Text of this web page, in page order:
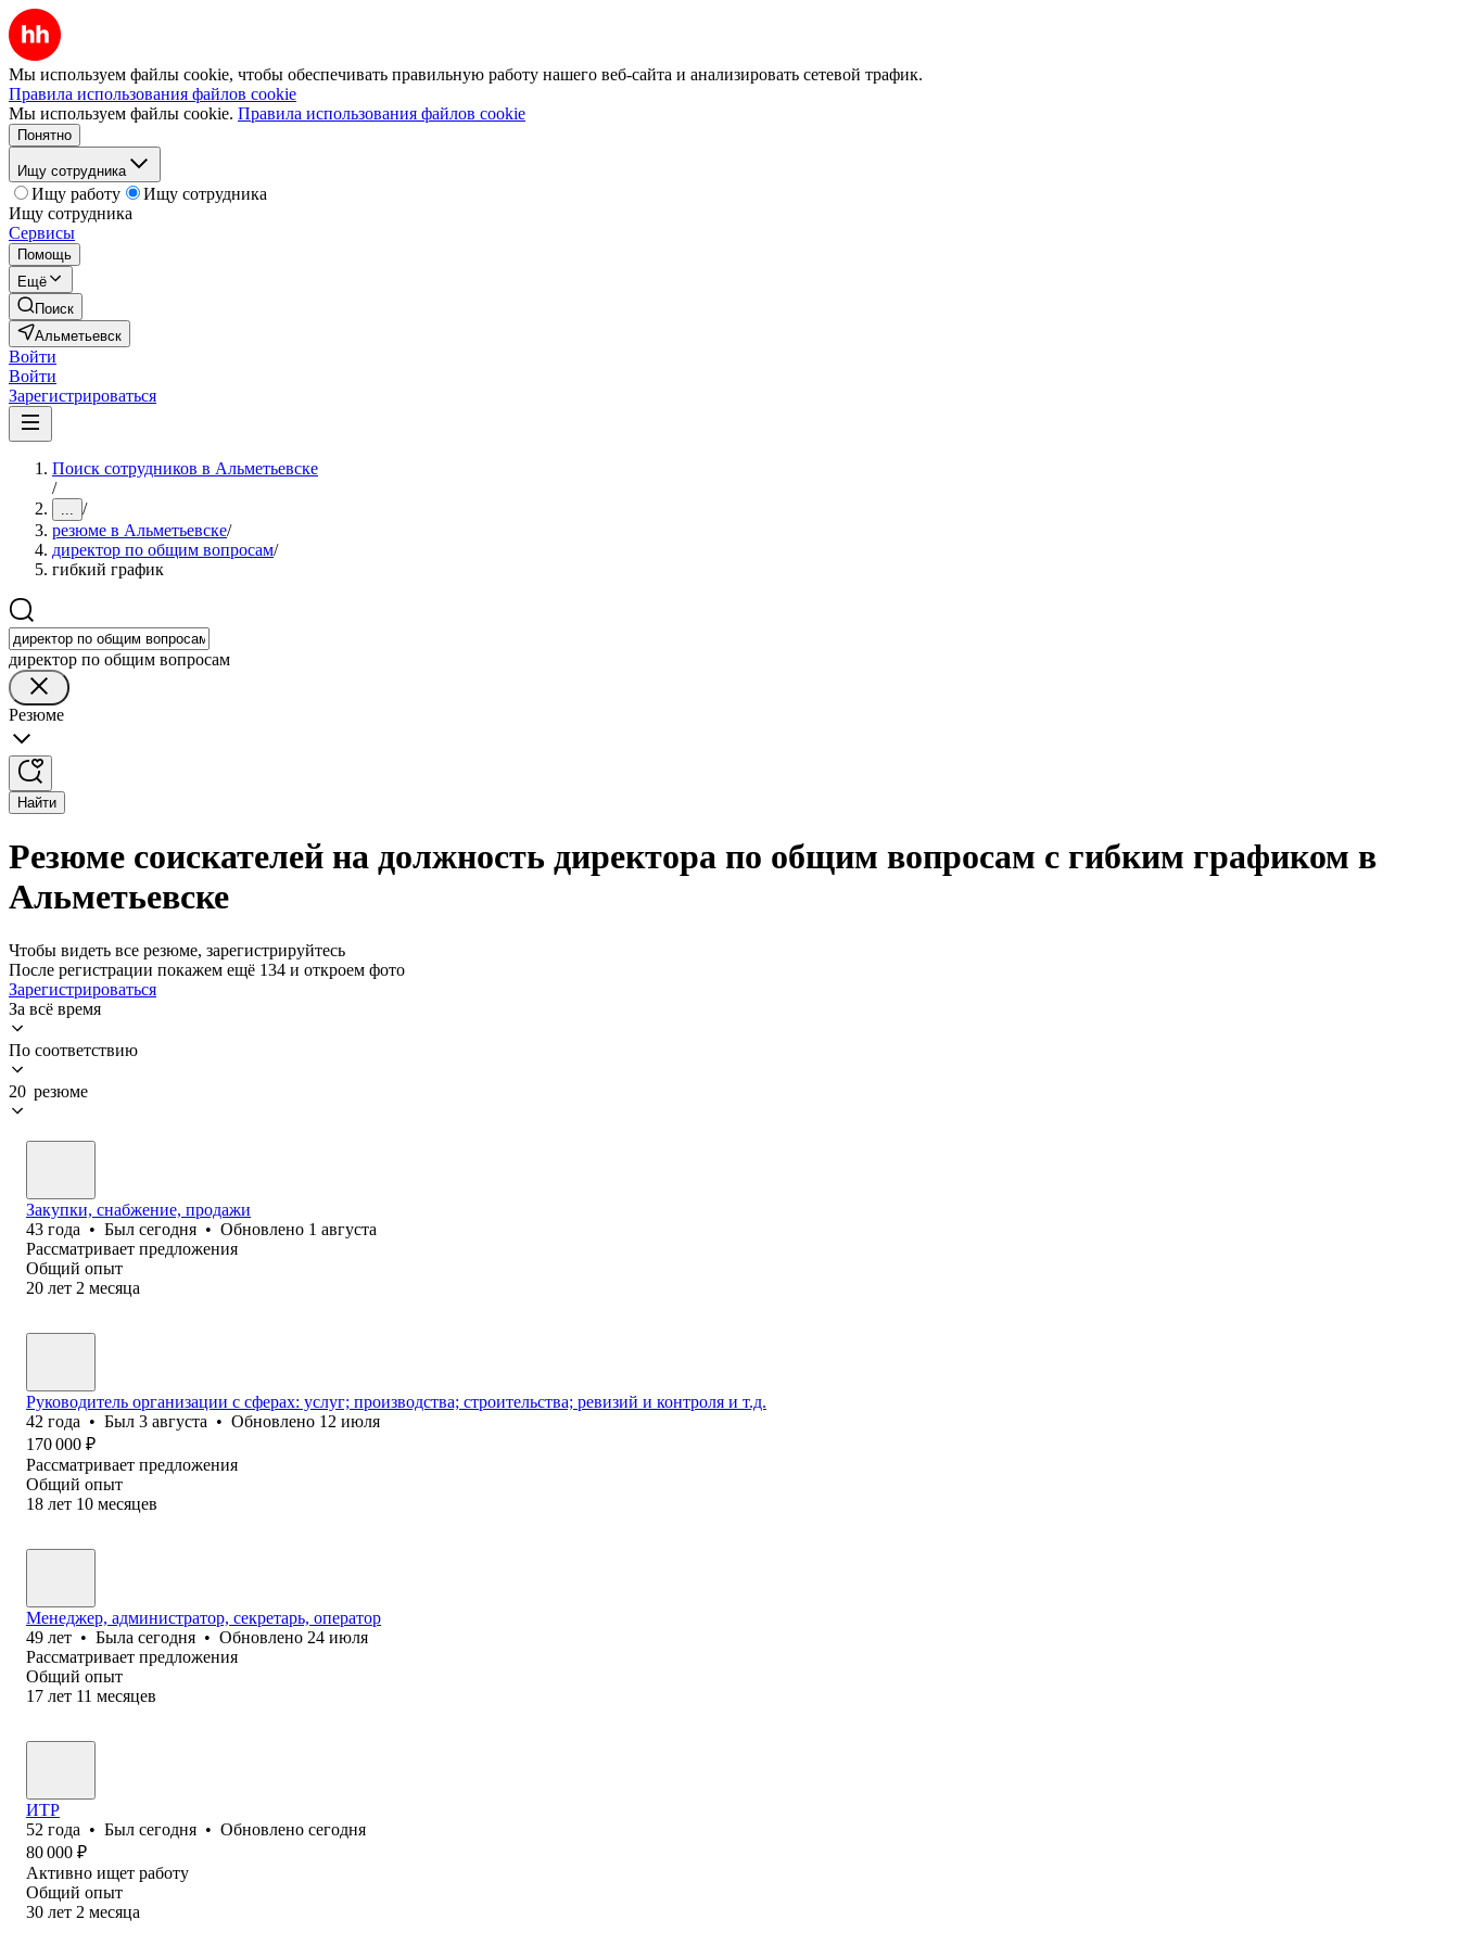
Мы используем файлы cookie, чтобы обеспечивать правильную работу нашего веб-сайта и анализировать сетевой трафик.
Правила использования файлов cookie
Мы используем файлы cookie. Правила использования файлов cookie
Понятно
Ищу сотрудника
Ищу работу
Ищу сотрудника
Ищу сотрудника
Сервисы
Помощь
Ещё
Поиск
Альметьевск
Войти
Войти
Зарегистрироваться
Поиск сотрудников в Альметьевске
/
... /
резюме в Альметьевске/
директор по общим вопросам/
гибкий график
директор по общим вопросам
Резюме
Найти
Резюме соискателей на должность директора по общим вопросам с гибким графиком в
Альметьевске
Чтобы видеть все резюме, зарегистрируйтесь
После регистрации покажем ещё 134 и откроем фото
Зарегистрироваться
За всё время
По соответствию
20 резюме
Закупки, снабжение, продажи
43 года • Был сегодня • Обновлено 1 августа
Рассматривает предложения
Общий опыт
20 лет 2 месяца
Руководитель организации с сферах: услуг; производства; строительства; ревизий и контроля и т.д.
42 года • Был 3 августа • Обновлено 12 июля
170 000 ₽
Рассматривает предложения
Общий опыт
18 лет 10 месяцев
Менеджер, администратор, секретарь, оператор
49 лет • Была сегодня • Обновлено 24 июля
Рассматривает предложения
Общий опыт
17 лет 11 месяцев
ИТР
52 года • Был сегодня • Обновлено сегодня
80 000 ₽
Активно ищет работу
Общий опыт
30 лет 2 месяца